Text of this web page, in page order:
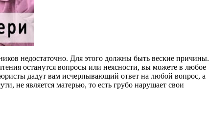
недостаточно. Для этого должны быть веские причины.
останутся вопросы или неясности, вы можете в любое
дадут вам исчерпывающий ответ на любой вопрос, а
не является матерью, то есть грубо нарушает свои